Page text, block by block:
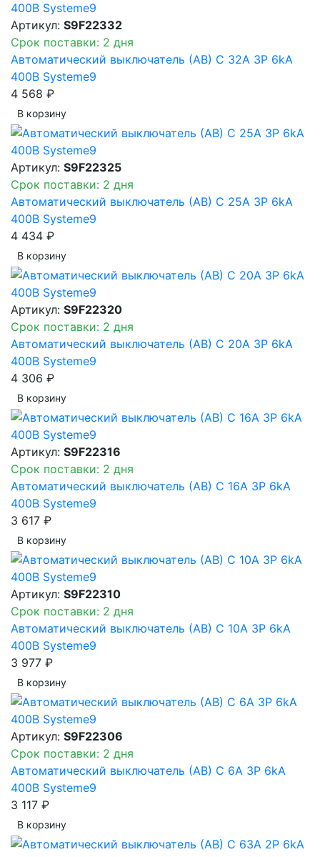
Артикул: S9F22332
Срок поставки: 2 дня
Автоматический выключатель (АВ) C 32A 3P 6kA
400В Systeme9
4 568 ₽
В корзинy
Артикул: S9F22325
Срок поставки: 2 дня
Автоматический выключатель (АВ) C 25A 3P 6kA
400В Systeme9
4 434 ₽
В корзинy
Артикул: S9F22320
Срок поставки: 2 дня
Автоматический выключатель (АВ) C 20A 3P 6kA
400В Systeme9
4 306 ₽
В корзинy
Артикул: S9F22316
Срок поставки: 2 дня
Автоматический выключатель (АВ) C 16A 3P 6kA
400В Systeme9
3 617 ₽
В корзинy
Артикул: S9F22310
Срок поставки: 2 дня
Автоматический выключатель (АВ) C 10A 3P 6kA
400В Systeme9
3 977 ₽
В корзинy
Артикул: S9F22306
Срок поставки: 2 дня
Автоматический выключатель (АВ) C 6A 3P 6kA
400В Systeme9
3 117 ₽
В корзинy